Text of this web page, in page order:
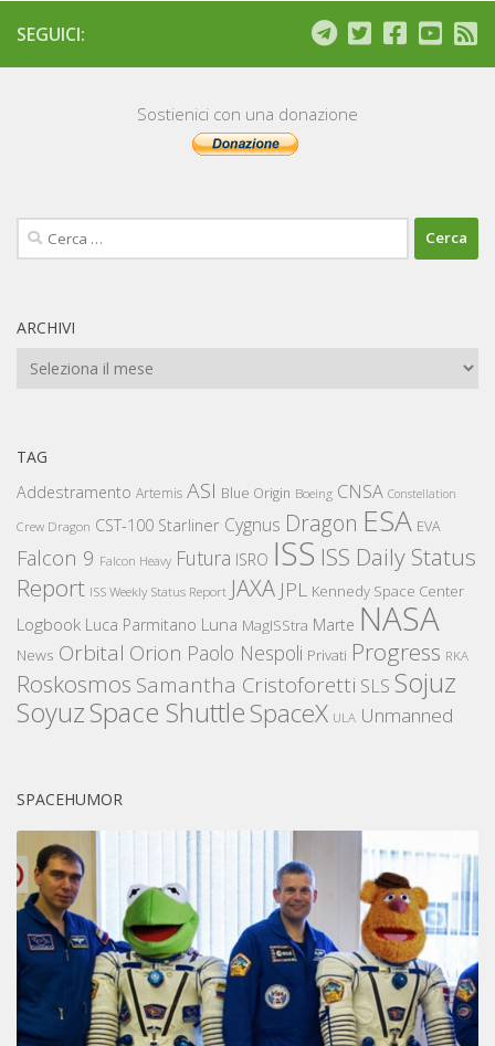
SEGUICI:
Sostienici con una donazione
Ricerca
per:
ARCHIVI
Archivi
TAG
Addestramento Artemis ASI Blue Origin Boeing CNSA Constellation
Crew Dragon CST-100 Starliner Cygnus Dragon ESA EVA
Falcon 9 Falcon Heavy Futura ISRO ISS ISS Daily Status
Report ISS Weekly Status Report JAXA JPL Kennedy Space Center
Logbook Luca Parmitano Luna MagISStra Marte NASA
News Orbital Orion Paolo Nespoli Privati Progress RKA
Roskosmos Samantha Cristoforetti SLS Sojuz
SoyuzSpace ShuttleSpaceX ULA Unmanned
SPACEHUMOR